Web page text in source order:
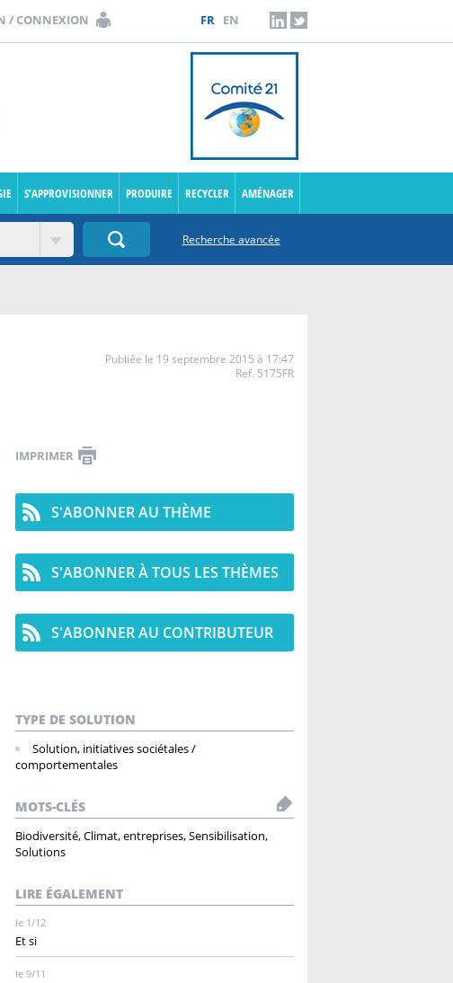
/ CONNEXION FR EN LINKEDIN
S’APPROVISIONNER PRODUIRE RECYCLER AMÉNAGER
Recherche avancée
Publiée le 19 septembre 2015 à 17:47
Ref. 5175FR
IMPRIMER
S'ABONNER AU THÈME
S'ABONNER À TOUS LES THÈMES
S'ABONNER AU CONTRIBUTEUR
TYPE DE SOLUTION
Solution, initiatives sociétales /
comportementales
MOTS-CLÉS
Biodiversité, Climat, entreprises, Sensibilisation,
Solutions
LIRE ÉGALEMENT
le 1/12
Et si
le 9/11